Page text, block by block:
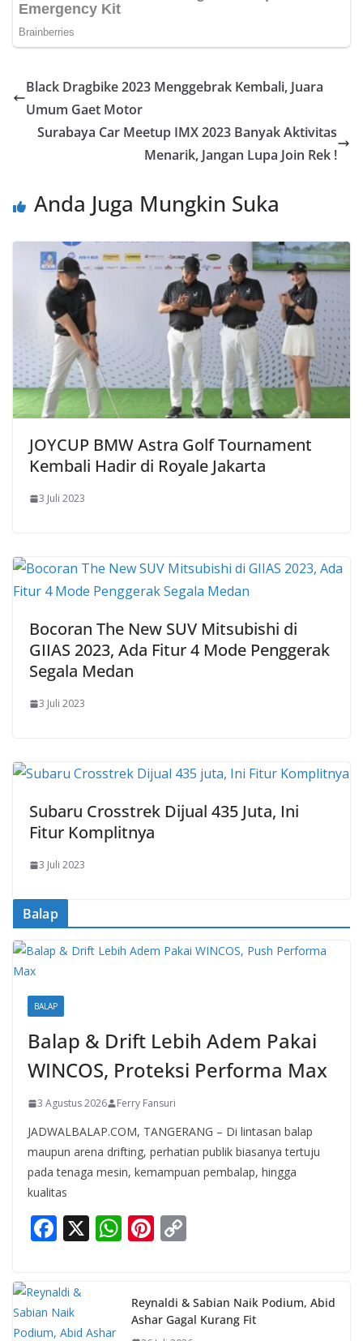
Black Dragbike 2023 Menggebrak Kembali, Juara
Umum Gaet Motor
Surabaya Car Meetup IMX 2023 Banyak Aktivitas
Menarik, Jangan Lupa Join Rek !
Anda Juga Mungkin Suka
JOYCUP BMW Astra Golf Tournament
Kembali Hadir di Royale Jakarta
3 Juli 2023
Bocoran The New SUV Mitsubishi di
GIIAS 2023, Ada Fitur 4 Mode Penggerak
Segala Medan
3 Juli 2023
Subaru Crosstrek Dijual 435 Juta, Ini
Fitur Komplitnya
3 Juli 2023
Balap
BALAP
Balap & Drift Lebih Adem Pakai
WINCOS, Proteksi Performa Max
3 Agustus 2026 Ferry Fansuri
JADWALBALAP.COM, TANGERANG – Di lintasan balap
maupun arena drifting, perhatian publik biasanya tertuju
pada tenaga mesin, kemampuan pembalap, hingga
kualitas
F
e
b
o
X W
s
A
Pi
e
st
y
Li
Reynaldi & Sabian Naik Podium, Abid
Ashar Gagal Kurang Fit